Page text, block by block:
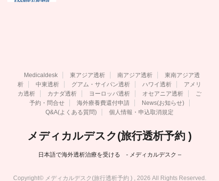
Medicaldesk 東アジア透析 南アジア透析
東南アジア透
析
中東透析 グアム・サイパン透析 ハワイ透析
アメリ
カ透析
カナダ透析 ヨーロッパ透析 オセアニア透析
ご
予約・問合せ
海外療養費還付申請
News(お知らせ)
Q&A(よくある質問)
個人情報・申込取消規定
メディカルデスク(旅行透析予約 )
日本語で海外透析治療を受ける - メディカルデスク –
Copyright© メディカルデスク(旅行透析予約 ) , 2026 All Rights Reserved.